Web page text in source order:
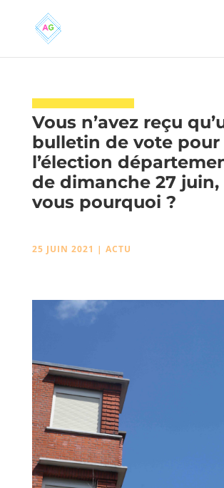
Vous n’avez reçu
bulletin de vote pour
l’élection
de dimanche 27 juin,
vous pourquoi ?
25 JUIN 2021 | ACTU